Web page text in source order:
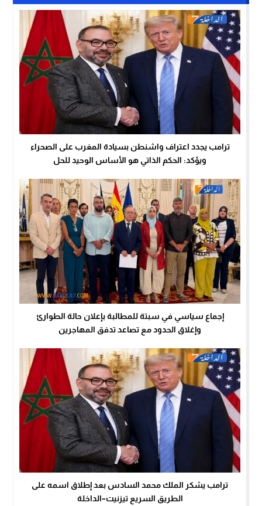
ترامب يجدد اعتراف واشنطن بسيادة المغرب على الصحراء
ويؤكد: الحكم الذاتي هو الأساس الوحيد للحل
إجماع سياسي في سبتة للمطالبة بإعلان حالة الطوارئ
وإغلاق الحدود مع تصاعد تدفق المهاجرين
ترامب يشكر الملك محمد السادس بعد إطلاق اسمه على
الطريق السريع تيزنيت–الداخلة